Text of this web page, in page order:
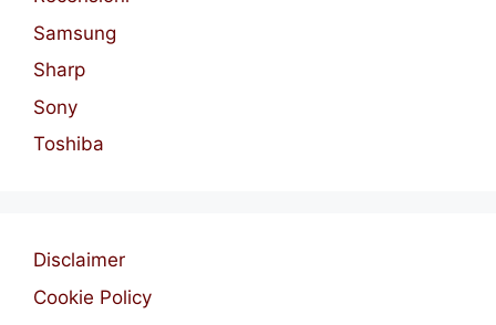
Samsung
Sharp
Sony
Toshiba
Disclaimer
Cookie Policy